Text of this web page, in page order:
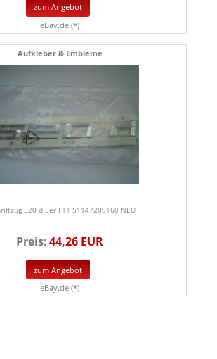
zum Angebot
eBay.de (*)
Aufkleber & Embleme
520 d 5er F11 51147209160 NEU
Preis:44,26 EUR
zum Angebot
eBay.de (*)